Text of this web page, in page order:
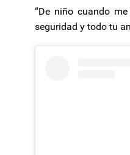
“De niño cuando
seguridad y todo tu